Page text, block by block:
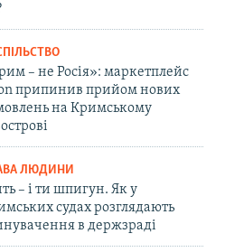
– не Росія»: маркетплейс
припинив прийом нових
на Кримському
ЛЮДИНИ
– і ти шпигун. Як у
судах розглядають
в держзраді